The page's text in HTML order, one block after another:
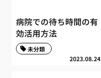
病院での待ち時間の有
効活用方法
2023.08.24
未分類